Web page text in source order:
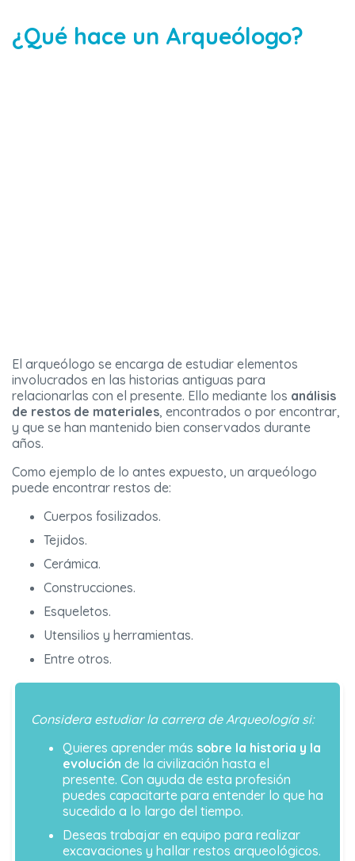
¿Qué hace un Arqueólogo?
El arqueólogo se encarga de estudiar elementos
involucrados en las historias antiguas para
relacionarlas con el presente. Ello mediante los análisis
de restos de materiales, encontrados o por encontrar,
y que se han mantenido bien conservados durante
años.
Como ejemplo de lo antes expuesto, un arqueólogo
puede encontrar restos de:
Cuerpos fosilizados.
Tejidos.
Cerámica.
Construcciones.
Esqueletos.
Utensilios y herramientas.
Entre otros.
Considera estudiar la carrera de Arqueología si:
Quieres aprender más sobre la historia y la
evolución de la civilización hasta el
presente. Con ayuda de esta profesión
puedes capacitarte para entender lo que ha
sucedido a lo largo del tiempo.
Deseas trabajar en equipo para realizar
excavaciones y hallar restos arqueológicos.